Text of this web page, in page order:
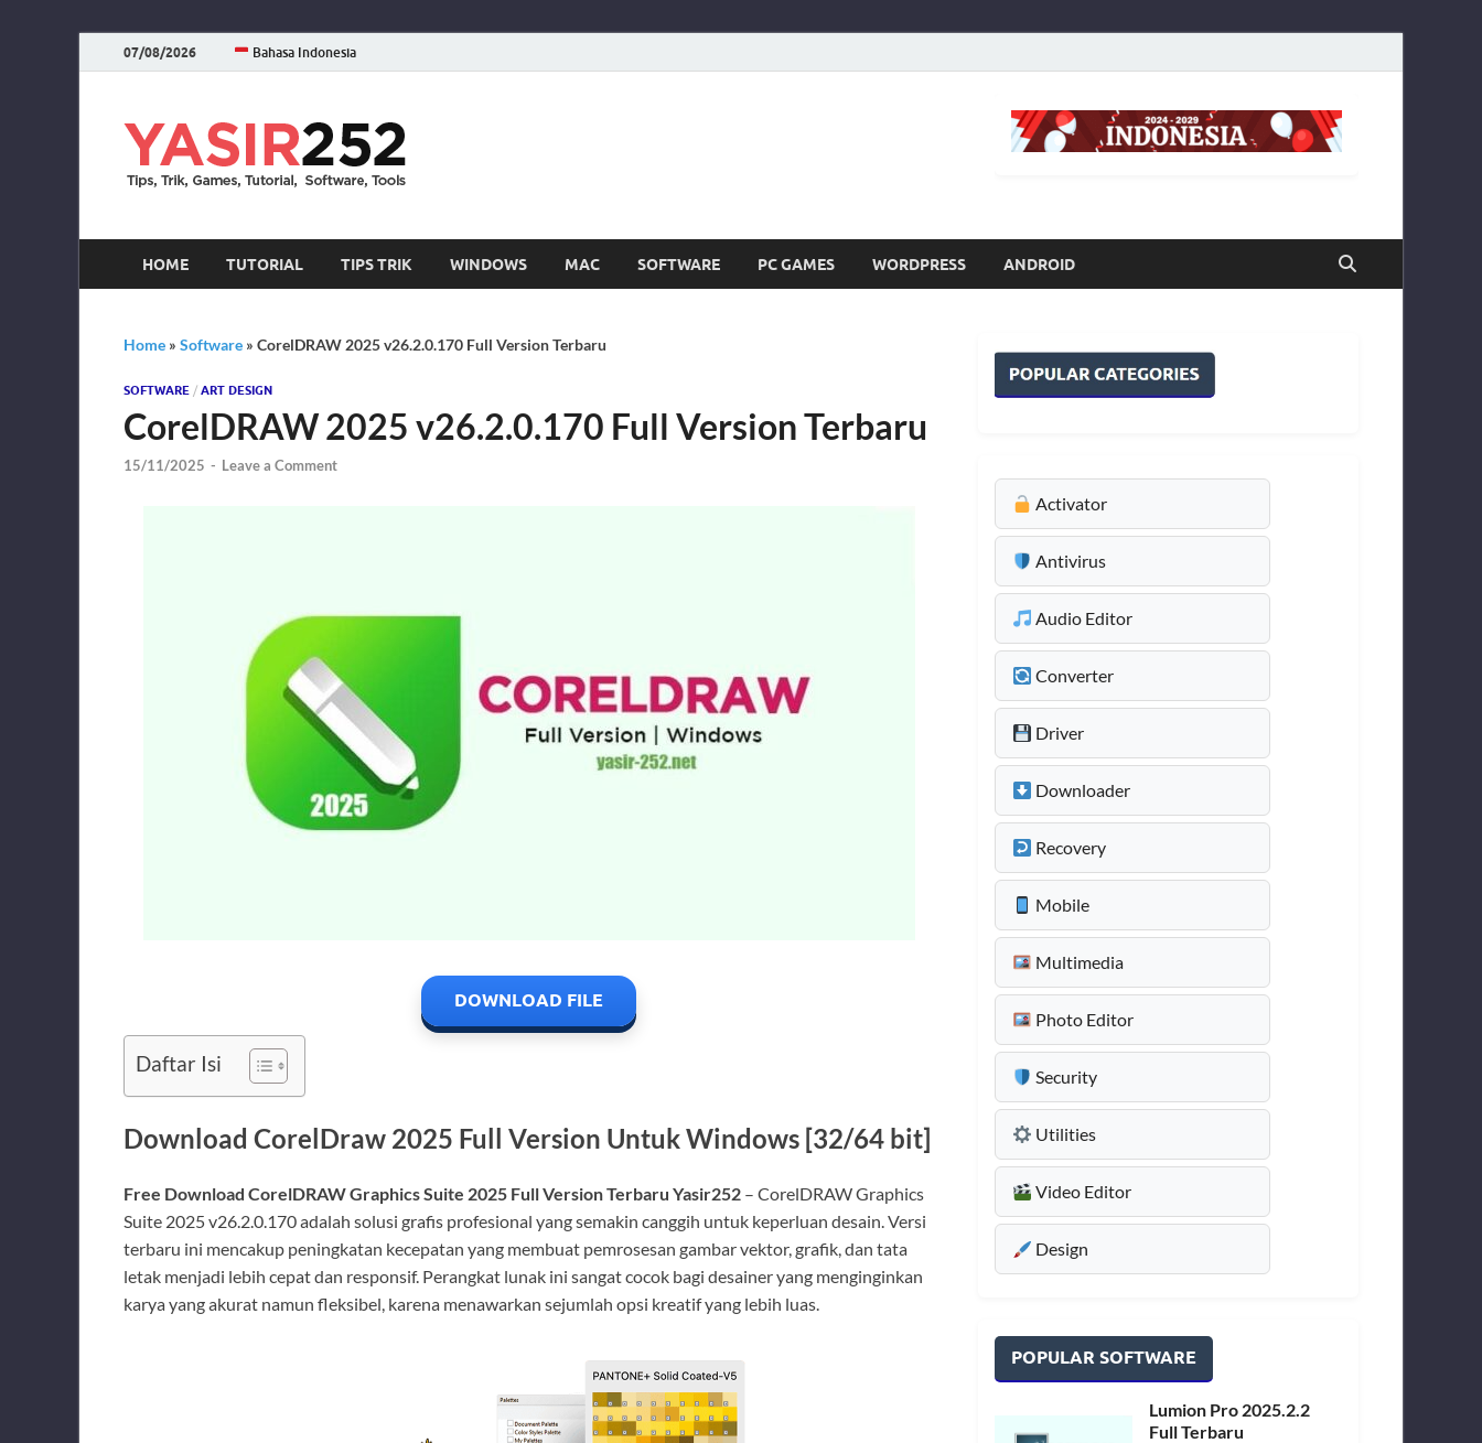
07/08/2026 Bahasa Indonesia
HOME TUTORIAL TIPS TRIK WINDOWS MAC SOFTWARE PC GAMES WORDPRESS ANDROID
Home » Software » CorelDRAW 2025 v26.2.0.170 Full Version Terbaru
SOFTWARE / ART DESIGN
CorelDRAW 2025 v26.2.0.170 Full Version Terbaru
15/11/2025 - Leave a Comment
DOWNLOAD FILE
Daftar Isi
Download CorelDraw 2025 Full Version Untuk Windows [32/64 bit]
Free Download CorelDRAW Graphics Suite 2025 Full Version Terbaru Yasir252 – CorelDRAW Graphics
Suite 2025 v26.2.0.170 adalah solusi grafis profesional yang semakin canggih untuk keperluan desain. Versi
terbaru ini mencakup peningkatan kecepatan yang membuat pemrosesan gambar vektor, grafik, dan tata
letak menjadi lebih cepat dan responsif. Perangkat lunak ini sangat cocok bagi desainer yang menginginkan
karya yang akurat namun fleksibel, karena menawarkan sejumlah opsi kreatif yang lebih luas.
Activator
Antivirus
Audio Editor
Converter
Driver
Downloader
Recovery
Mobile
Multimedia
Photo Editor
Security
Utilities
Video Editor
Design
POPULAR SOFTWARE
Lumion Pro 2025.2.2
Full Terbaru